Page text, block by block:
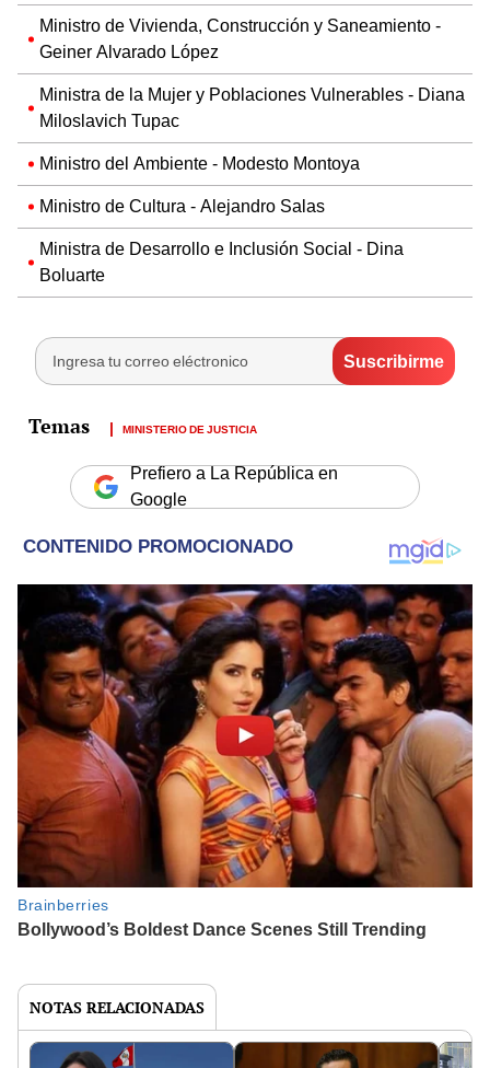
Ministro de Vivienda, Construcción y Saneamiento -
Geiner Alvarado López
Ministra de la Mujer y Poblaciones Vulnerables - Diana
Miloslavich Tupac
Ministro del Ambiente - Modesto Montoya
Ministro de Cultura - Alejandro Salas
Ministra de Desarrollo e Inclusión Social - Dina
Boluarte
MINISTERIO DE JUSTICIA
Prefiero a La República en
Google
NOTAS RELACIONADAS